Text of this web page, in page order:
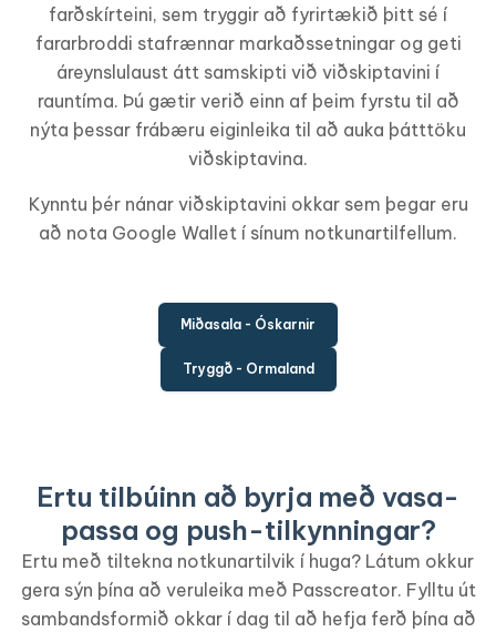
farðskírteini, sem tryggir að fyrirtækið þitt sé í
fararbroddi stafrænnar markaðssetningar og geti
áreynslulaust átt samskipti við viðskiptavini í
rauntíma. Þú gætir verið einn af þeim fyrstu til að
nýta þessar frábæru eiginleika til að auka þátttöku
viðskiptavina.
Kynntu þér nánar viðskiptavini okkar sem þegar eru
að nota Google Wallet í sínum notkunartilfellum.
Miðasala - Óskarnir
Tryggð - Ormaland
Ertu tilbúinn að byrja með vasa-
passa og push-tilkynningar?
Ertu með tiltekna notkunartilvik í huga? Látum okkur
gera sýn þína að veruleika með Passcreator. Fylltu út
sambandsformið okkar í dag til að hefja ferð þína að